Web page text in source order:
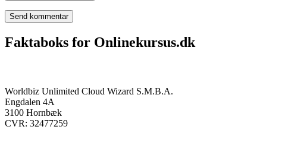
Faktaboks for Onlinekursus.dk
Worldbiz Unlimited Cloud Wizard S.M.B.A.
Engdalen 4A
3100 Hornbæk
CVR: 32477259